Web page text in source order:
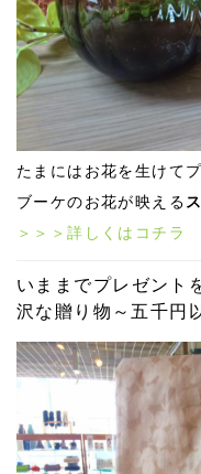
たまにはお花を生けて
ブーケのお花が映える
＞＞＞詳しくはコチラ
いままでプレゼント
沢な贈り物～五千円